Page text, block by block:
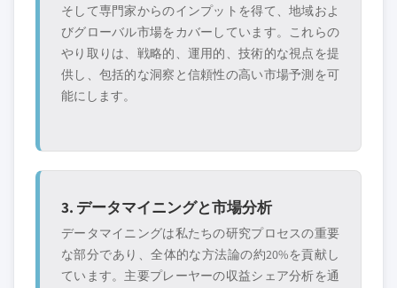
そして専門家からのインプットを得て、地域およ
びグローバル市場をカバーしています。これらの
やり取りは、戦略的、運用的、技術的な視点を提
供し、包括的な洞察と信頼性の高い市場予測を可
能にします。
3. データマイニングと市場分析
データマイニングは私たちの研究プロセスの重要
な部分であり、全体的な方法論の約20%を貢献し
ています。主要プレーヤーの収益シェア分析を通